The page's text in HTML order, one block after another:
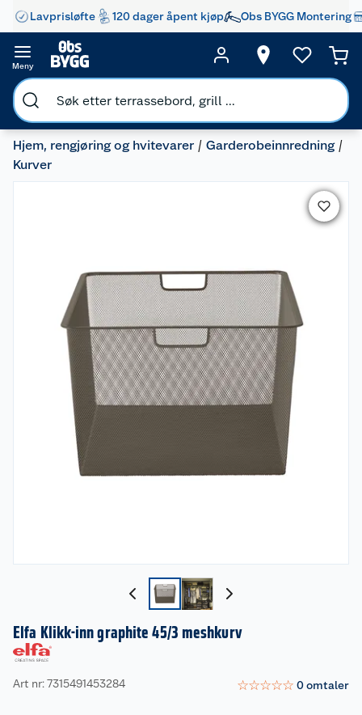
Lavprisløfte 120 dager åpent kjøp Obs BYGG Montering
Meny
Hjem, rengjøring og hvitevarer
Garderobeinnredning
Kurver
Elfa Klikk-inn graphite 45/3 meshkurv
Art nr: 7315491453284 ☆☆☆☆☆ 0omtaler